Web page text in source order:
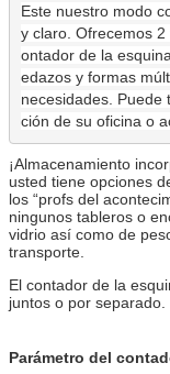
Este nuestro modo
y claro. Ofrecemos
ontador de la
edazos y formas
necesidades. Puede
ción de su oficina o
¡Almacenamiento
usted tiene opciones
los “profs del
ningunos tableros o
vidrio así como de
transporte.
El contador de la
juntos o por separado.
Parámetro del